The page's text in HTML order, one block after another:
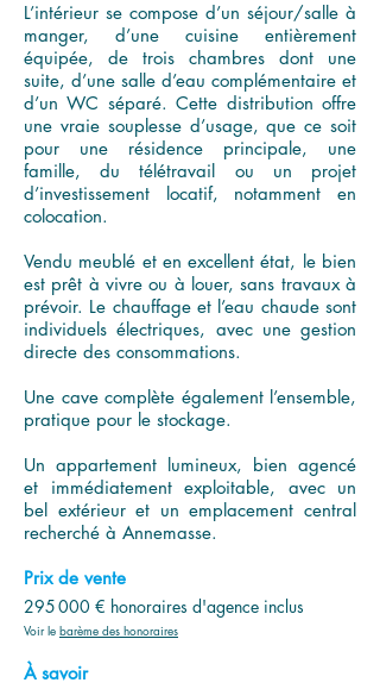
L’intérieur se compose d’un séjour/salle à
manger, d’une cuisine entièrement
équipée, de trois chambres dont une
suite, d’une salle d’eau complémentaire et
d’un WC séparé. Cette distribution offre
une vraie souplesse d’usage, que ce soit
pour une résidence principale, une
famille, du télétravail ou un projet
d’investissement locatif, notamment en
colocation.
Vendu meublé et en excellent état, le bien
est prêt à vivre ou à louer, sans travaux à
prévoir. Le chauffage et l’eau chaude sont
individuels électriques, avec une gestion
directe des consommations.
Une cave complète également l’ensemble,
pratique pour le stockage.
Un appartement lumineux, bien agencé
et immédiatement exploitable, avec un
bel extérieur et un emplacement central
recherché à Annemasse.
Prix de vente
295 000 € honoraires d'agence inclus
Voir le barème des honoraires
À savoir